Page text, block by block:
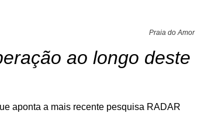
Praia do Amor
ao longo deste
aponta a mais recente pesquisa RADAR